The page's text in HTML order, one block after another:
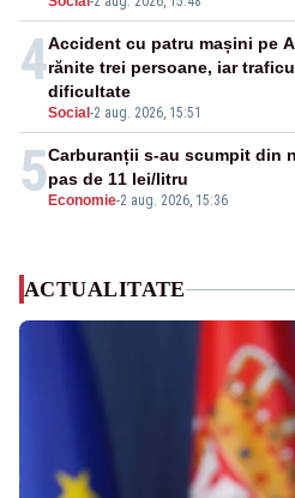
4
Social -2 aug. 2026, 15:51
Accident cu patru mașini pe
rănite trei persoane, iar
dificultate
5 Economie-2 aug. 2026, 15:36
Carburanții s-au scumpit din
pas de 11 lei/litru
ACTUALITATE